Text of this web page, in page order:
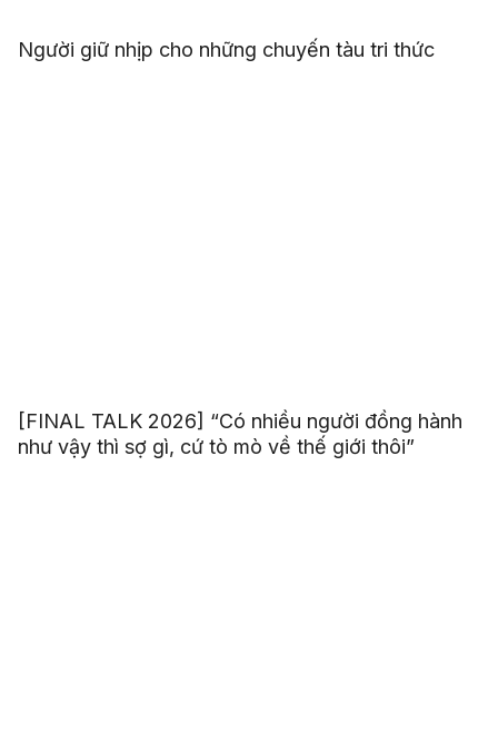
Người giữ nhịp cho những chuyến tàu tri thức
[FINAL TALK 2026] “Có nhiều người đồng hành
như vậy thì sợ gì, cứ tò mò về thế giới thôi”